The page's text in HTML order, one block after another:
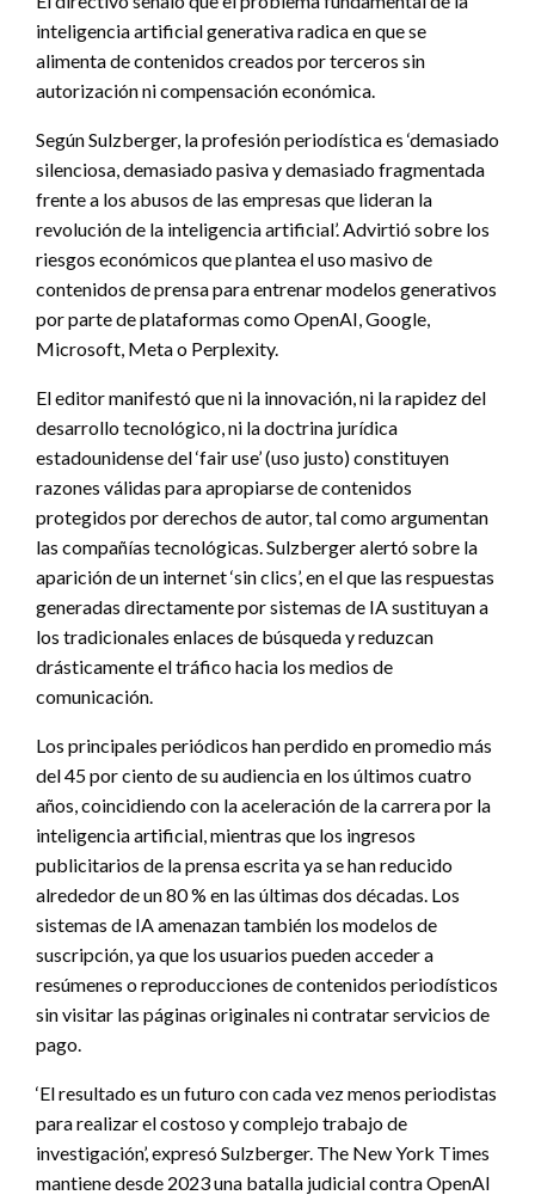
inteligencia artificial generativa radica en que se
alimenta de contenidos creados por terceros sin
autorización ni compensación económica.
Según Sulzberger, la profesión periodística es ‘demasiado
silenciosa, demasiado pasiva y demasiado fragmentada
frente a los abusos de las empresas que lideran la
revolución de la inteligencia artificial’. Advirtió sobre los
riesgos económicos que plantea el uso masivo de
contenidos de prensa para entrenar modelos generativos
por parte de plataformas como OpenAI, Google,
Microsoft, Meta o Perplexity.
El editor manifestó que ni la innovación, ni la rapidez del
desarrollo tecnológico, ni la doctrina jurídica
estadounidense del ‘fair use’ (uso justo) constituyen
razones válidas para apropiarse de contenidos
protegidos por derechos de autor, tal como argumentan
las compañías tecnológicas. Sulzberger alertó sobre la
aparición de un internet ‘sin clics’, en el que las respuestas
generadas directamente por sistemas de IA sustituyan a
los tradicionales enlaces de búsqueda y reduzcan
drásticamente el tráfico hacia los medios de
comunicación.
Los principales periódicos han perdido en promedio más
del 45 por ciento de su audiencia en los últimos cuatro
años, coincidiendo con la aceleración de la carrera por la
inteligencia artificial, mientras que los ingresos
publicitarios de la prensa escrita ya se han reducido
alrededor de un 80 % en las últimas dos décadas. Los
sistemas de IA amenazan también los modelos de
suscripción, ya que los usuarios pueden acceder a
resúmenes o reproducciones de contenidos periodísticos
sin visitar las páginas originales ni contratar servicios de
pago.
‘El resultado es un futuro con cada vez menos periodistas
para realizar el costoso y complejo trabajo de
investigación’, expresó Sulzberger. The New York Times
mantiene desde 2023 una batalla judicial contra OpenAI